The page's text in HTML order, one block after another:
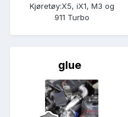
Kjøretøy:X5, iX1, M3 og
911 Turbo
glue